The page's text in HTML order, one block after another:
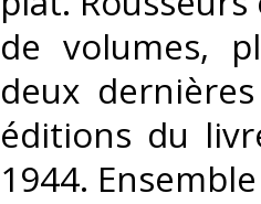
de volumes,
deux
éditions du
1944.